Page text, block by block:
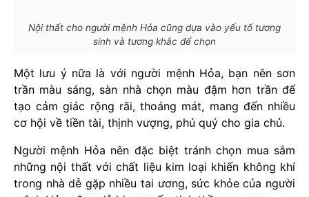
Nội thất cho người mệnh Hỏa cũng dựa vào yếu tố tương
sinh và tương khắc để chọn
Một lưu ý nữa là với người mệnh Hỏa, bạn nên sơn
trần màu sáng, sàn nhà chọn màu đậm hơn trần để
tạo cảm giác rộng rãi, thoáng mát, mang đến nhiều
cơ hội về tiền tài, thịnh vượng, phú quý cho gia chủ.
Người mệnh Hỏa nên đặc biệt tránh chọn mua sắm
những nội thất với chất liệu kim loại khiến không khí
trong nhà dễ gặp nhiều tai ương, sức khỏe của người